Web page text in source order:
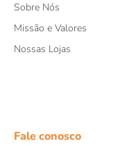
Sobre Nós
Missão e Valores
Nossas Lojas
Fale conosco